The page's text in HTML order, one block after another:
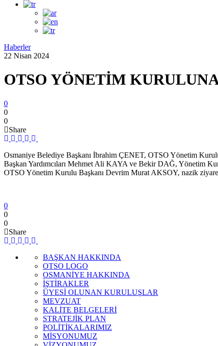
Haberler
22 Nisan 2024
OTSO YÖNETİM
0
0
0
Share
Osmaniye Belediye Başkanı İbrahim ÇENET, OTSO Yönetim
Başkan Yardımcıları Mehmet Ali KAYA ve Bekir DAĞ, Yönetim
OTSO Yönetim Kurulu Başkanı Devrim Murat AKSOY, nazik
0
0
0
Share
BAŞKAN HAKKINDA
OTSO LOGO
OSMANİYE HAKKINDA
İŞTİRAKLER
ÜYESİ OLUNAN KURULUŞLAR
MEVZUAT
KALİTE BELGELERİ
STRATEJİK PLAN
POLİTİKALARIMIZ
MİSYONUMUZ